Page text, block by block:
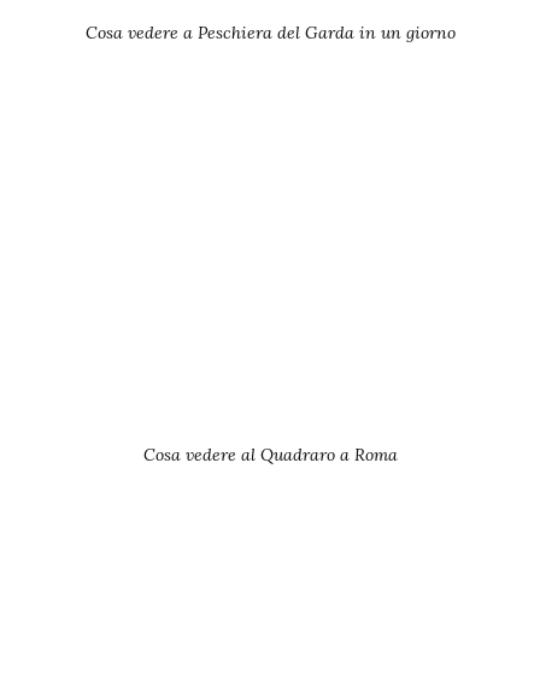
Cosa vedere a Peschiera del Garda in un giorno
Cosa vedere al Quadraro a Roma